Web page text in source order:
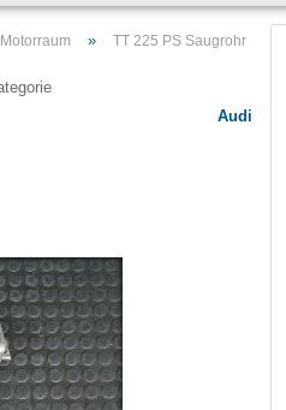
Motorraum » TT 225 PS Saugrohr
Audi